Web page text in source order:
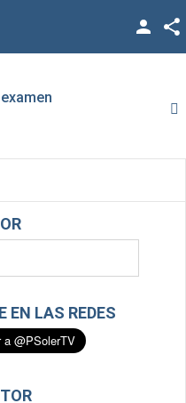
LinkedIn
Vimeo
Google +
EN LAS REDES